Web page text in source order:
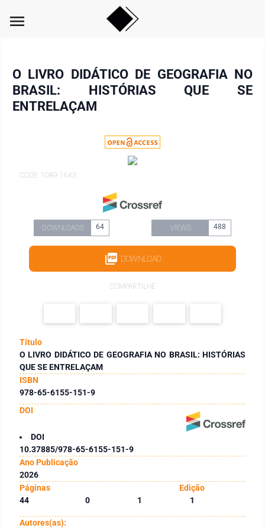
menu
O LIVRO DIDÁTICO DE GEOGRAFIA NO
BRASIL: HISTÓRIAS QUE SE
ENTRELAÇAM
CODE: 1089-1643
DOWNLOADS 64 VIEWS 488
DOWNLOAD
COMPARTILHE
Título
O LIVRO DIDÁTICO DE GEOGRAFIA NO BRASIL: HISTÓRIAS
QUE SE ENTRELAÇAM
ISBN
978-65-6155-151-9
DOI
DOI
10.37885/978-65-6155-151-9
Ano Publicação
2026
Páginas
Edição
44
0 1 1
Autores(as):